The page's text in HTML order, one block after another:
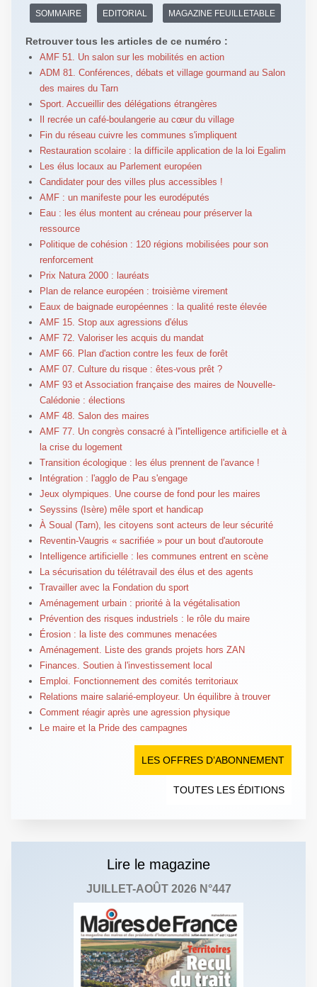
SOMMAIRE EDITORIAL MAGAZINE FEUILLETABLE
Retrouver tous les articles de ce numéro :
AMF 51. Un salon sur les mobilités en action
ADM 81. Conférences, débats et village gourmand au Salon
des maires du Tarn
Sport. Accueillir des délégations étrangères
Il recrée un café-boulangerie au cœur du village
Fin du réseau cuivre les communes s'impliquent
Restauration scolaire : la difficile application de la loi Egalim
Les élus locaux au Parlement européen
Candidater pour des villes plus accessibles !
AMF : un manifeste pour les eurodéputés
Eau : les élus montent au créneau pour préserver la
ressource
Politique de cohésion : 120 régions mobilisées pour son
renforcement
Prix Natura 2000 : lauréats
Plan de relance européen : troisième virement
Eaux de baignade européennes : la qualité reste élevée
AMF 15. Stop aux agressions d'élus
AMF 72. Valoriser les acquis du mandat
AMF 66. Plan d'action contre les feux de forêt
AMF 07. Culture du risque : êtes-vous prêt ?
AMF 93 et Association française des maires de Nouvelle-
Calédonie : élections
AMF 48. Salon des maires
AMF 77. Un congrès consacré à l''intelligence artificielle et à
la crise du logement
Transition écologique : les élus prennent de l'avance !
Intégration : l'agglo de Pau s'engage
Jeux olympiques. Une course de fond pour les maires
Seyssins (Isère) mêle sport et handicap
À Soual (Tarn), les citoyens sont acteurs de leur sécurité
Reventin-Vaugris « sacrifiée » pour un bout d'autoroute
Intelligence artificielle : les communes entrent en scène
La sécurisation du télétravail des élus et des agents
Travailler avec la Fondation du sport
Aménagement urbain : priorité à la végétalisation
Prévention des risques industriels : le rôle du maire
Érosion : la liste des communes menacées
Aménagement. Liste des grands projets hors ZAN
Finances. Soutien à l'investissement local
Emploi. Fonctionnement des comités territoriaux
Relations maire salarié-employeur. Un équilibre à trouver
Comment réagir après une agression physique
Le maire et la Pride des campagnes
LES OFFRES D’ABONNEMENT
TOUTES LES ÉDITIONS
Lire le magazine
JUILLET-AOÛT 2026 N°447